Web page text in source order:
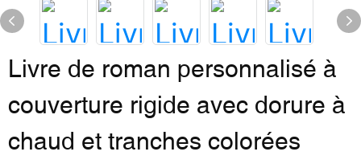
Livre de roman personnalisé à
couverture rigide avec dorure à
chaud et tranches colorées